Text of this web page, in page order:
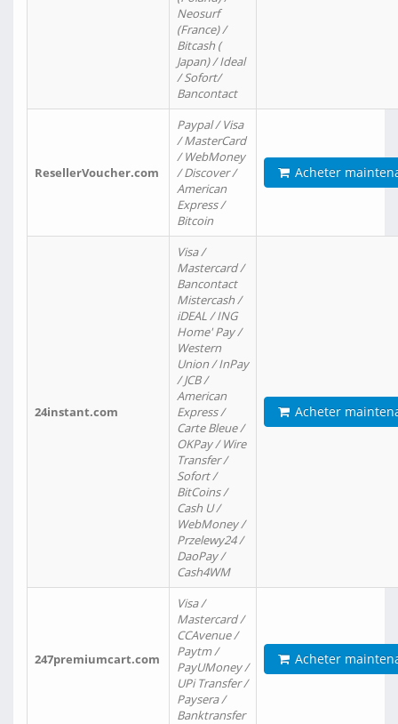
Neosurf
(France) /
Bitcash (
Japan) / Ideal
/ Sofort/
Bancontact
ResellerVoucher.com
Paypal / Visa
/ MasterCard
/ WebMoney
/ Discover /
American
Express /
Bitcoin
Acheter
24instant.com
Visa /
Mastercard /
Bancontact
Mistercash /
iDEAL / ING
Home' Pay /
Western
Union / InPay
/ JCB /
American
Express /
Carte Bleue /
OKPay / Wire
Transfer /
Sofort /
BitCoins /
Cash U /
WebMoney /
Przelewy24 /
DaoPay /
Cash4WM
Acheter
247premiumcart.com
Visa /
Mastercard /
CCAvenue /
Paytm /
PayUMoney /
UPi Transfer /
Paysera /
Banktransfer
Acheter